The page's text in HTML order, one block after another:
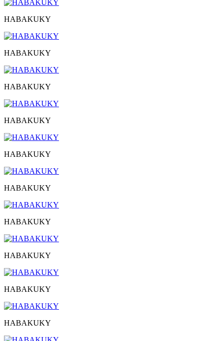
HABAKUKY
HABAKUKY
HABAKUKY
HABAKUKY
HABAKUKY
HABAKUKY
HABAKUKY
HABAKUKY
HABAKUKY
HABAKUKY